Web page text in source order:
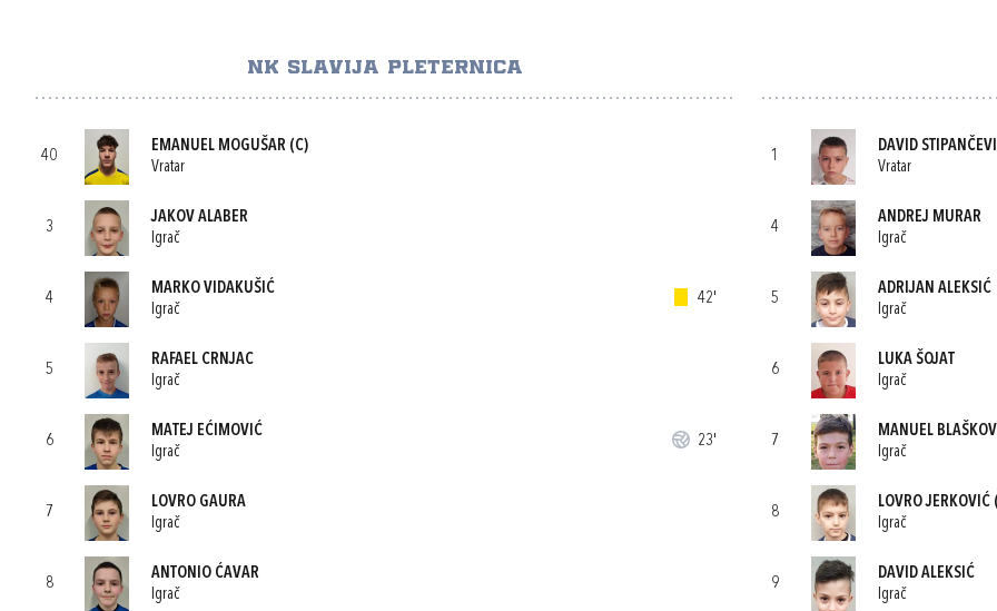
NK SLAVIJA PLETERNICA
40
EMANUEL MOGUŠAR (C)
Vratar
3
JAKOV ALABER
Igrač
4
MARKO VIDAKUŠIĆ
Igrač
42'
5
RAFAEL CRNJAC
Igrač
6
MATEJ EĆIMOVIĆ
Igrač
23'
7
LOVRO GAURA
Igrač
8
ANTONIO ĆAVAR
Igrač
1
DAVID
Vratar
4
ANDREJ MURAR
Igrač
5
ADRIJAN ALEKSIĆ
Igrač
6
LUKA ŠOJAT
Igrač
7
MANUEL
Igrač
8
LOVRO JERKOVIĆ
Igrač
9
DAVID ALEKSIĆ
Igrač